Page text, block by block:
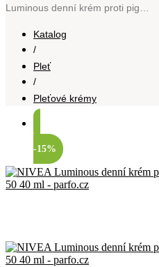
Katalog
/
Pleť
/
Pleťové krémy
-15%